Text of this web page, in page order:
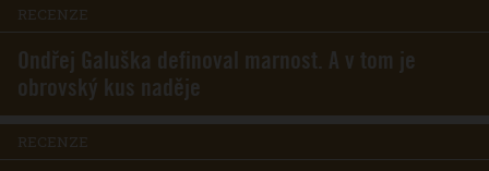
RECENZE
Ondřej Galuška definoval marnost. A v tom je
obrovský kus naděje
RECENZE